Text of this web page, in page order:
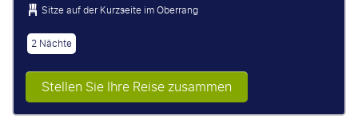
Sitze auf der Kurzseite im Oberrang
2 Nächte
Stellen Sie Ihre Reise zusammen